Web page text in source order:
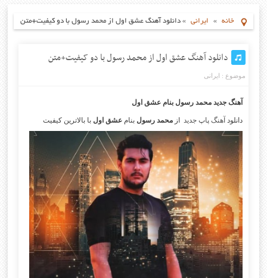
خانه » ایرانی »دانلود آهنگ عشق اول از محمد رسول با دو کیفیت+متن
دانلود آهنگ عشق اول از محمد رسول با دو کیفیت+متن
موضوع : ایرانی
آهنگ جدید محمد رسولبنام عشق اول
دانلود آهنگ پاپ جدید ازمحمد رسولبنامعشق اولبا بالاترین کیفیت